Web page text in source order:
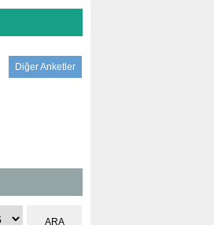
Diğer Anketler